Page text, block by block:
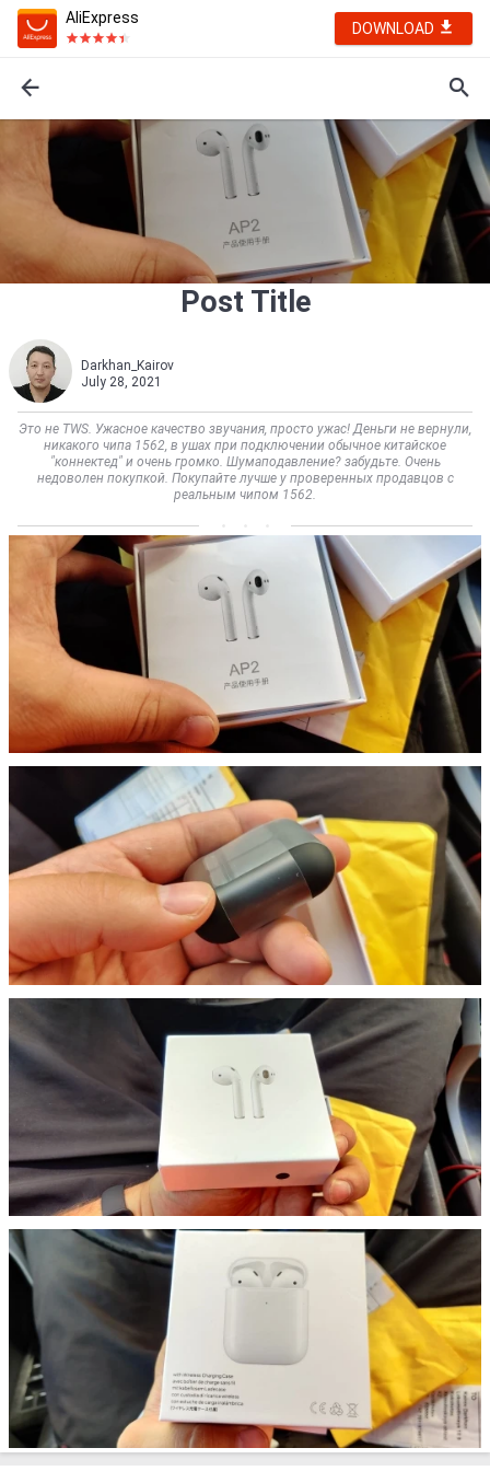
AliExpress
DOWNLOAD
Post Title
Darkhan_Kairov
July 28, 2021
Это не TWS. Ужасное качество звучания, просто ужас! Деньги не вернули,
никакого чипа 1562, в ушах при подключении обычное китайское
"коннектед" и очень громко. Шумаподавление? забудьте. Очень
недоволен покупкой. Покупайте лучше у проверенных продавцов с
реальным чипом 1562.